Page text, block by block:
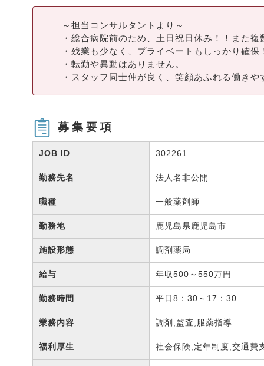
～担当コンサルタントより～
・総合病院前のため、土日祝日休み！！また
・残業も少なく、プライベートもしっかり確保
・転勤や異動はありません。
・スタッフ同士仲が良く、笑顔あふれる働き
募集要項
JOB ID 302261
勤務先名 法人名非公開
職種 一般薬剤師
勤務地 鹿児島県鹿児島市
施設形態 調剤薬局
給与 年収500～550万円
勤務時間 平日8：30～17：30
業務内容 調剤,監査,服薬指導
福利厚生 社会保険,定年制度,交通費